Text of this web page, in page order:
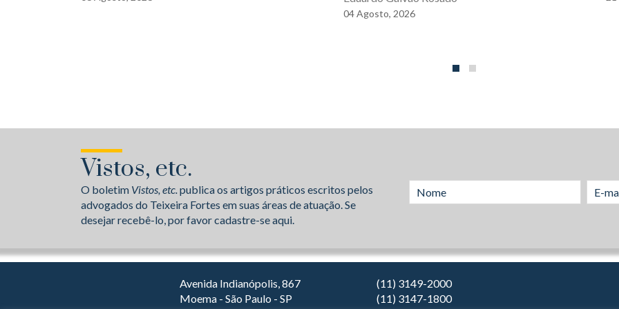
04Agosto, 2026
Vistos, etc.
O boletim Vistos, etc.publica os artigos práticos escritos pelos
advogados do Teixeira Fortes em suas áreas de atuação. Se
desejar recebê-lo, por favor cadastre-se aqui.
Avenida Indianópolis, 867
Moema - São Paulo - SP
(11) 3149-2000
(11) 3147-1800